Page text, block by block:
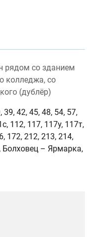
рядом со зданием
колледжа, со
(дублёр)
39, 42, 45, 48, 54, 57,
112, 117, 117у, 117т,
172, 212, 213, 214,
Болховец – Ярмарка,